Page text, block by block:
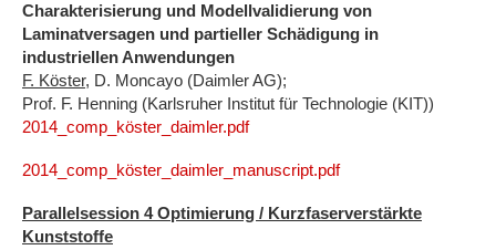
Charakterisierung und Modellvalidierung von
Laminatversagen und partieller Schädigung in
industriellen Anwendungen
F. Köster, D. Moncayo (Daimler AG);
Prof. F. Henning (Karlsruher Institut für Technologie (KIT))
2014_comp_köster_daimler.pdf
2014_comp_köster_daimler_manuscript.pdf
Parallelsession 4 Optimierung / Kurzfaserverstärkte
Kunststoffe